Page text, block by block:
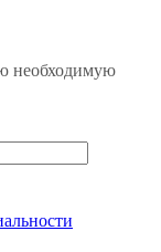
необходимую